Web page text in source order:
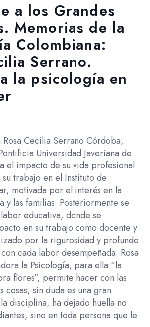
a los Grandes
Memorias de la
Colombiana:
Serrano.
la psicología en
Rosa Cecilia Serrano Córdoba,
Universidad Javeriana de
el impacto de su vida profesional
trabajo en el Instituto de
motivada por el interés en la
y las familias. Posteriormente se
educativa, donde se
en su trabajo como docente y
por la rigurosidad y profundo
cada labor desempeñada. Rosa
la Psicología, para ella “la
flores”, permite hacer con las
cosas, sin duda es una gran
disciplina, ha dejado huella no
sino en toda persona que le